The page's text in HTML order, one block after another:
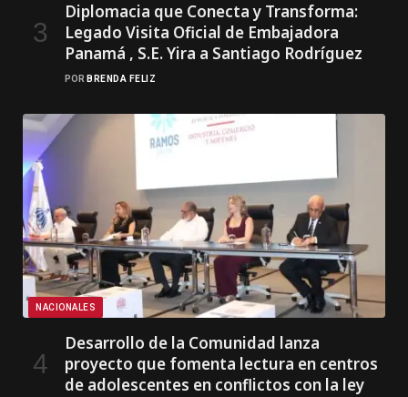
Diplomacia que Conecta y Transforma:
Legado Visita Oficial de Embajadora
Panamá , S.E. Yira a Santiago Rodríguez
POR BRENDA FELIZ
NACIONALES
Desarrollo de la Comunidad lanza
proyecto que fomenta lectura en centros
de adolescentes en conflictos con la ley